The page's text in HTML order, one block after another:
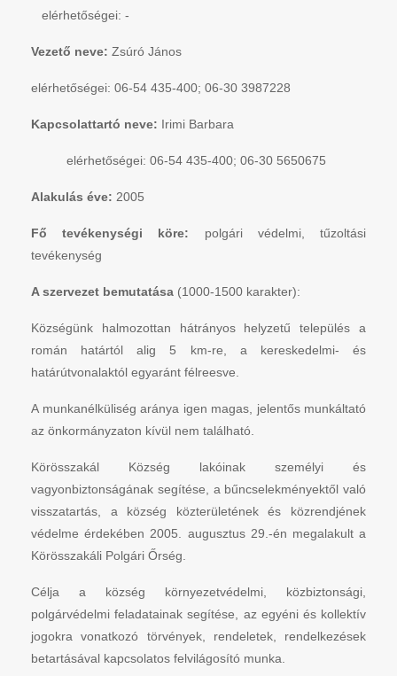
elérhetőségei: -
Vezető neve: Zsúró János
elérhetőségei: 06-54 435-400; 06-30 3987228
Kapcsolattartó neve: Irimi Barbara
elérhetőségei: 06-54 435-400; 06-30 5650675
Alakulás éve: 2005
Fő tevékenységi köre: polgári védelmi, tűzoltási
tevékenység
A szervezet bemutatása (1000-1500 karakter):
Községünk halmozottan hátrányos helyzetű település a
román határtól alig 5 km-re, a kereskedelmi- és
határútvonalaktól egyaránt félreesve.
A munkanélküliség aránya igen magas, jelentős munkáltató
az önkormányzaton kívül nem található.
Körösszakál Község lakóinak személyi és
vagyonbiztonságának segítése, a bűncselekményektől való
visszatartás, a község közterületének és közrendjének
védelme érdekében 2005. augusztus 29.-én megalakult a
Körösszakáli Polgári Őrség.
Célja a község környezetvédelmi, közbiztonsági,
polgárvédelmi feladatainak segítése, az egyéni és kollektív
jogokra vonatkozó törvények, rendeletek, rendelkezések
betartásával kapcsolatos felvilágosító munka.